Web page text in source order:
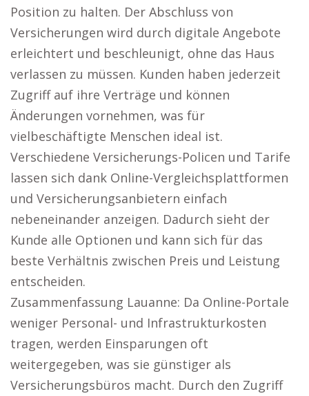
Position zu halten. Der Abschluss von
Versicherungen wird durch digitale Angebote
erleichtert und beschleunigt, ohne das Haus
verlassen zu müssen. Kunden haben jederzeit
Zugriff auf ihre Verträge und können
Änderungen vornehmen, was für
vielbeschäftigte Menschen ideal ist.
Verschiedene Versicherungs-Policen und Tarife
lassen sich dank Online-Vergleichsplattformen
und Versicherungsanbietern einfach
nebeneinander anzeigen. Dadurch sieht der
Kunde alle Optionen und kann sich für das
beste Verhältnis zwischen Preis und Leistung
entscheiden.
Zusammenfassung Lauanne: Da Online-Portale
weniger Personal- und Infrastrukturkosten
tragen, werden Einsparungen oft
weitergegeben, was sie günstiger als
Versicherungsbüros macht. Durch den Zugriff